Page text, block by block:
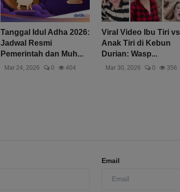
Tanggal Idul Adha 2026:
Jadwal Resmi
Pemerintah dan Muh...
Mar 24, 2026 0 404
Viral Video Ibu Tiri vs
Anak Tiri di Kebun
Durian: Wasp...
Mar 30, 2026 0 356
Email